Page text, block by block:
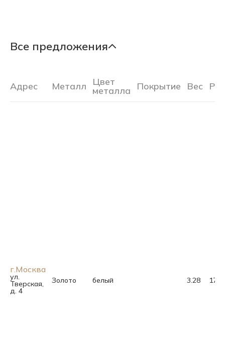
Все предложения
Адрес Металл Цвет
металла Покрытие Вес
г.Москва
ул.
Тверская,
д. 4
Золото белый 3.28 17.5